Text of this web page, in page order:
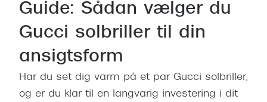
Guide: Sådan vælger du
Gucci solbriller til din
ansigtsform
Har du set dig varm på et par Gucci solbriller,
og er du klar til en langvarig investering i dit